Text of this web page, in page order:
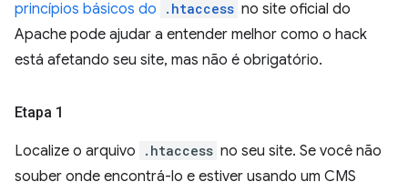
princípios básicos do
.htaccess no site oficial do
Apache pode ajudar a entender melhor como o hack
está afetando seu site, mas não é obrigatório.
Etapa 1
Localize o arquivo .htaccess no seu site. Se você não
souber onde encontrá-lo e estiver usando um CMS